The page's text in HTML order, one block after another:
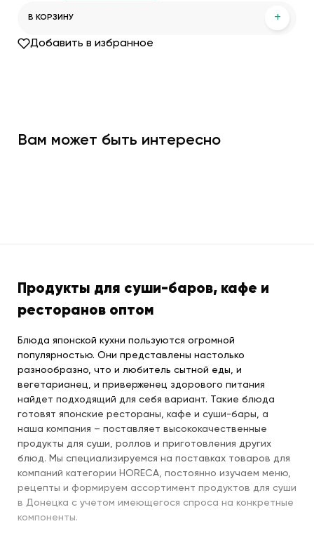
В КОРЗИНУ +
Добавить в избранное
Вам может быть интересно
Продукты для суши-баров, кафе и
ресторанов оптом
Блюда японской кухни пользуются огромной
популярностью. Они представлены настолько
разнообразно, что и любитель сытной еды, и
вегетарианец, и приверженец здорового питания
найдет подходящий для себя вариант. Такие блюда
готовят японские рестораны, кафе и суши-бары, а
наша компания – поставляет высококачественные
продукты для суши, роллов и приготовления других
блюд. Мы специализируемся на поставках товаров для
компаний категории HORECA, постоянно изучаем меню,
рецепты и формируем ассортимент продуктов для суши
в Донецка с учетом имеющегося спроса на конкретные
компоненты.